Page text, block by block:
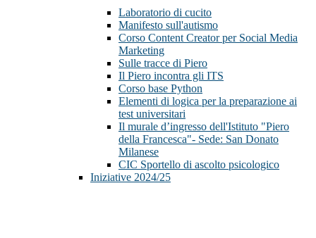
Laboratorio di cucito
Manifesto sull'autismo
Corso Content Creator per Social Media
Marketing
Sulle tracce di Piero
Il Piero incontra gli ITS
Corso base Python
Elementi di logica per la preparazione ai
test universitari
Il murale d’ingresso dell'Istituto "Piero
della Francesca"- Sede: San Donato
Milanese
CIC Sportello di ascolto psicologico
Iniziative 2024/25